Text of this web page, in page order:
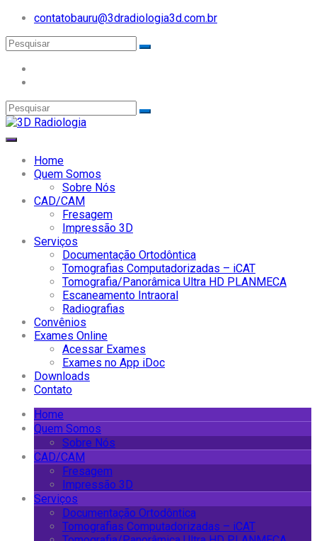
contatobauru@3dradiologia3d.com.br
Home
Quem Somos
Sobre Nós
CAD/CAM
Fresagem
Impressão 3D
Serviços
Documentação Ortodôntica
Tomografias Computadorizadas – iCAT
Tomografia/Panorâmica Ultra HD PLANMECA
Escaneamento Intraoral
Radiografias
Convênios
Exames Online
Acessar Exames
Exames no App iDoc
Downloads
Contato
Home
Quem Somos
Sobre Nós
CAD/CAM
Fresagem
Impressão 3D
Serviços
Documentação Ortodôntica
Tomografias Computadorizadas – iCAT